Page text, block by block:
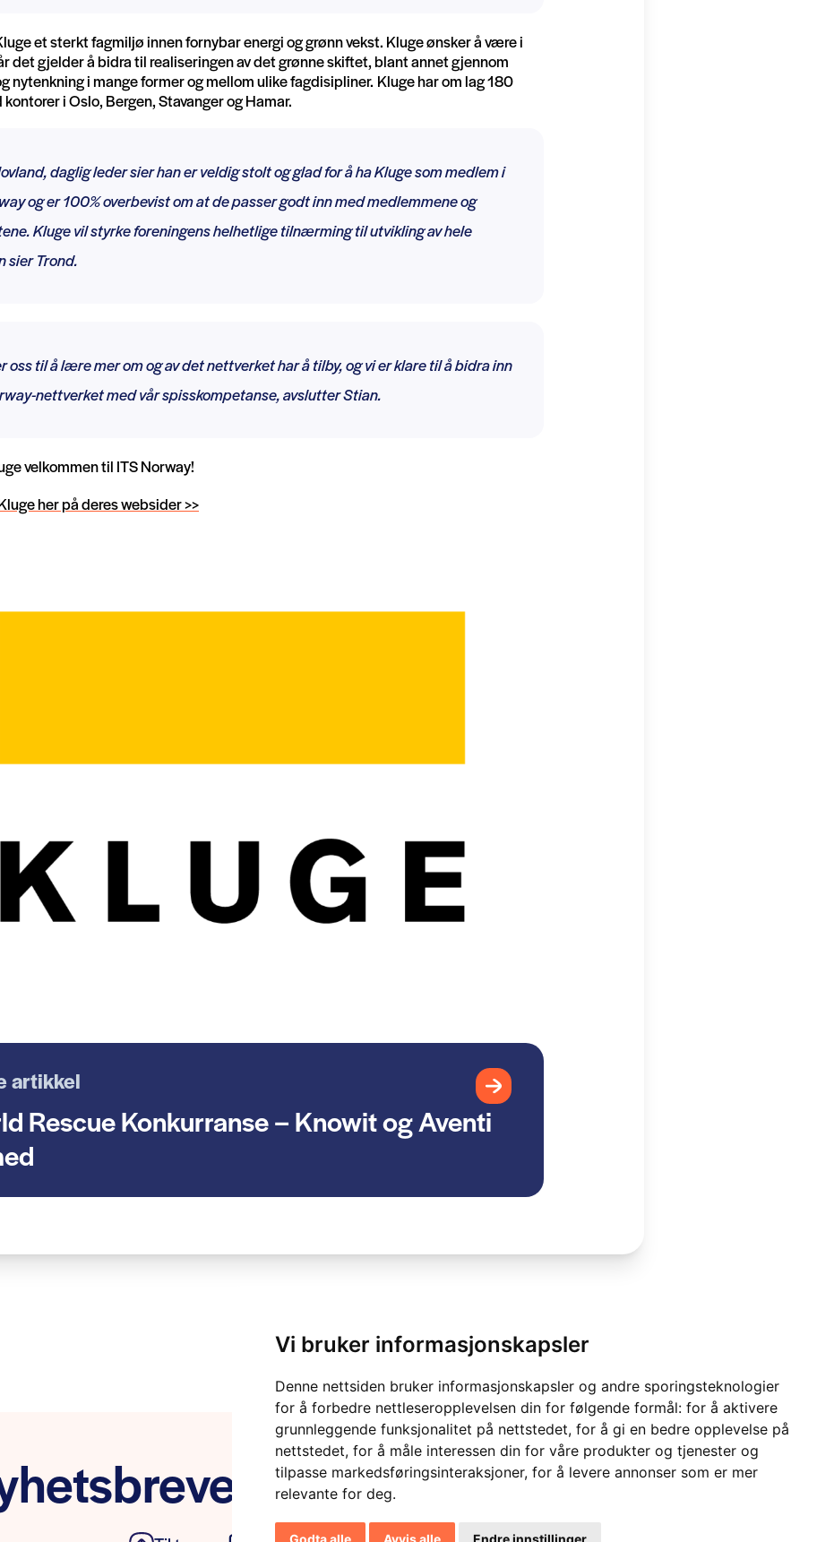
Vi bruker informasjonskapsler
Denne nettsiden bruker informasjonskapsler og andre sporingsteknologier
for å forbedre nettleseropplevelsen din for følgende formål: for å aktivere
grunnleggende funksjonalitet på nettstedet, for å gi en bedre opplevelse på
nettstedet, for å måle interessen din for våre produkter og tjenester og
tilpasse markedsføringsinteraksjoner, for å levere annonser som er mer
relevante for deg.
Godta alle Avvis alle Endre innstillinger
et sterkt fagmiljø innen fornybar energi og grønn vekst. Kluge ønsker å være i
det gjelder å bidra til realiseringen av det grønne skiftet, blant annet gjennom
nytenkning i mange former og mellom ulike fagdisipliner. Kluge har om lag 180
i Oslo, Bergen, Stavanger og Hamar.
daglig leder sier han er veldig stolt og glad for å ha Kluge som medlem i
og er 100% overbevist om at de passer godt inn med medlemmene og
Kluge vil styrke foreningens helhetlige tilnærming til utvikling av hele
sier Trond.
oss til å lære mer om og av det nettverket har å tilby, og vi er klare til å bidra inn
nettverket med vår spisskompetanse, avslutter Stian.
velkommen til ITS Norway!
her på deres websider >>
artikkel
Rescue Konkurranse – Knowit og Aventi
vårt